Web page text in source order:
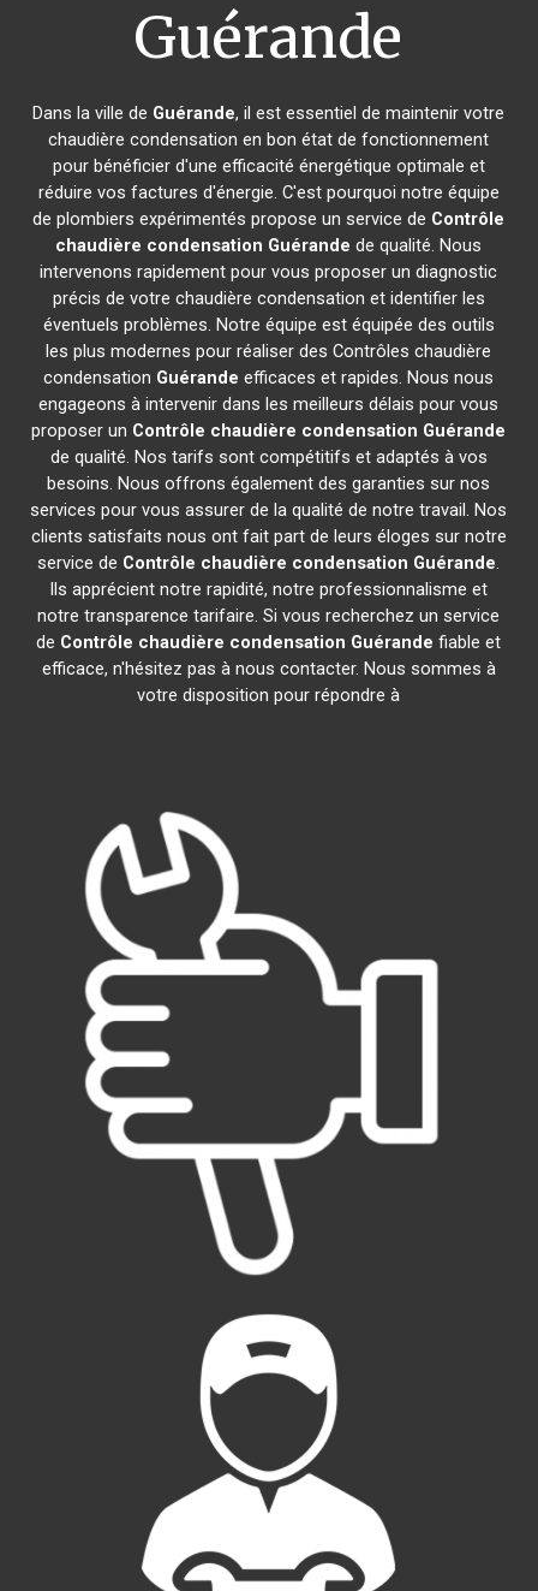
Guérande
Dans la ville de Guérande, il est essentiel de maintenir votre
chaudière condensation en bon état de fonctionnement
pour bénéficier d'une efficacité énergétique optimale et
réduire vos factures d'énergie. C'est pourquoi notre équipe
de plombiers expérimentés propose un service de Contrôle
chaudière condensation Guérande de qualité. Nous
intervenons rapidement pour vous proposer un diagnostic
précis de votre chaudière condensation et identifier les
éventuels problèmes. Notre équipe est équipée des outils
les plus modernes pour réaliser des Contrôles chaudière
condensation Guérande efficaces et rapides. Nous nous
engageons à intervenir dans les meilleurs délais pour vous
proposer un Contrôle chaudière condensation Guérande
de qualité. Nos tarifs sont compétitifs et adaptés à vos
besoins. Nous offrons également des garanties sur nos
services pour vous assurer de la qualité de notre travail. Nos
clients satisfaits nous ont fait part de leurs éloges sur notre
service de Contrôle chaudière condensation Guérande.
Ils apprécient notre rapidité, notre professionnalisme et
notre transparence tarifaire. Si vous recherchez un service
de Contrôle chaudière condensation Guérande fiable et
efficace, n'hésitez pas à nous contacter. Nous sommes à
votre disposition pour répondre à